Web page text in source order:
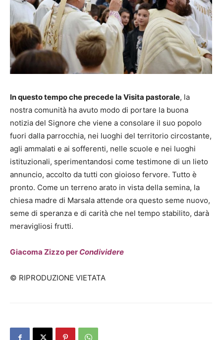
In questo tempo che precede la Visita pastorale, la
nostra comunità ha avuto modo di portare la buona
notizia del Signore che viene a consolare il suo popolo
fuori dalla parrocchia, nei luoghi del territorio circostante,
agli ammalati e ai sofferenti, nelle scuole e nei luoghi
istituzionali, sperimentandosi come testimone di un lieto
annuncio, accolto da tutti con gioioso fervore. Tutto è
pronto. Come un terreno arato in vista della semina, la
chiesa madre di Marsala attende ora questo seme nuovo,
seme di speranza e di carità che nel tempo stabilito, darà
meravigliosi frutti.
Giacoma Zizzo per Condividere
© RIPRODUZIONE VIETATA